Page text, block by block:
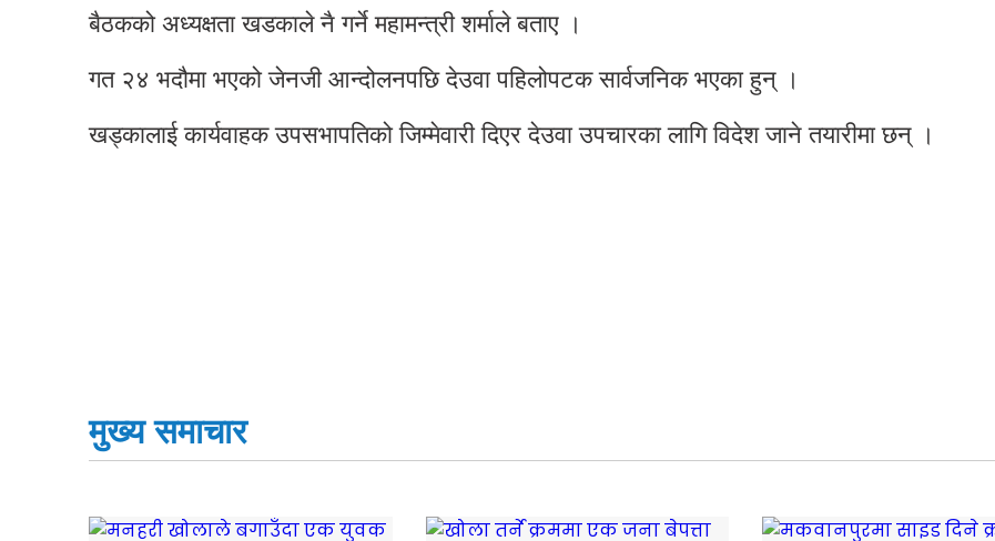
बैठकको अध्यक्षता खडकाले नै गर्ने महामन्त्री शर्माले बताए ।
गत २४ भदौमा भएको जेनजी आन्दोलनपछि देउवा पहिलोपटक सार्वजनिक भएका हुन् ।
खड्कालाई कार्यवाहक उपसभापतिको जिम्मेवारी दिएर देउवा उपचारका लागि विदेश जाने तयारीमा छन् ।
मुख्य समाचार